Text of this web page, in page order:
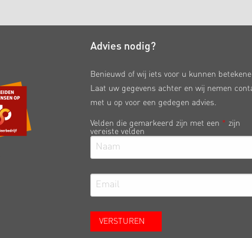
Advies nodig?
Benieuwd of wij iets voor u kunnen
Laat uw gegevens achter en wij nemen
met u op voor een gedegen advies.
Velden die gemarkeerd zijn met een * zijn
vereiste velden